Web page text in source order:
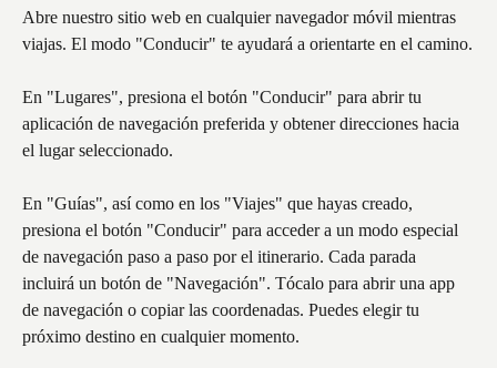
Abre nuestro sitio web en cualquier navegador móvil mientras
viajas. El modo "Conducir" te ayudará a orientarte en el camino.
En "Lugares", presiona el botón "Conducir" para abrir tu
aplicación de navegación preferida y obtener direcciones hacia
el lugar seleccionado.
En "Guías", así como en los "Viajes" que hayas creado,
presiona el botón "Conducir" para acceder a un modo especial
de navegación paso a paso por el itinerario. Cada parada
incluirá un botón de "Navegación". Tócalo para abrir una app
de navegación o copiar las coordenadas. Puedes elegir tu
próximo destino en cualquier momento.